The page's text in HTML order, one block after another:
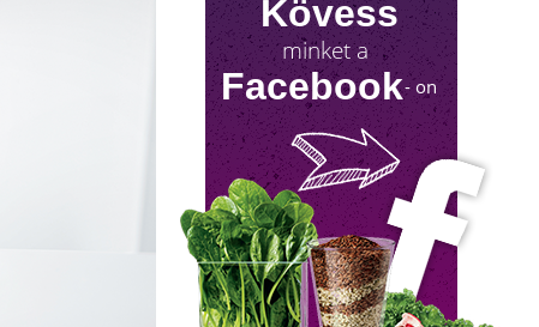
Kövess
minket a
Facebook- on